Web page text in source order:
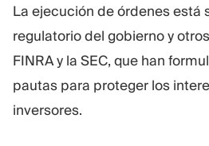
La ejecución de órdenes está
regulatorio del gobierno y
FINRA y la SEC, que han
pautas para proteger los
inversores.